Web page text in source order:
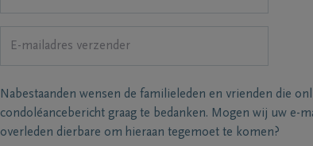
Nabestaanden wensen de familieleden en vrienden die
condoléancebericht graag te bedanken. Mogen wij uw e-
overleden dierbare om hieraan tegemoet te komen?